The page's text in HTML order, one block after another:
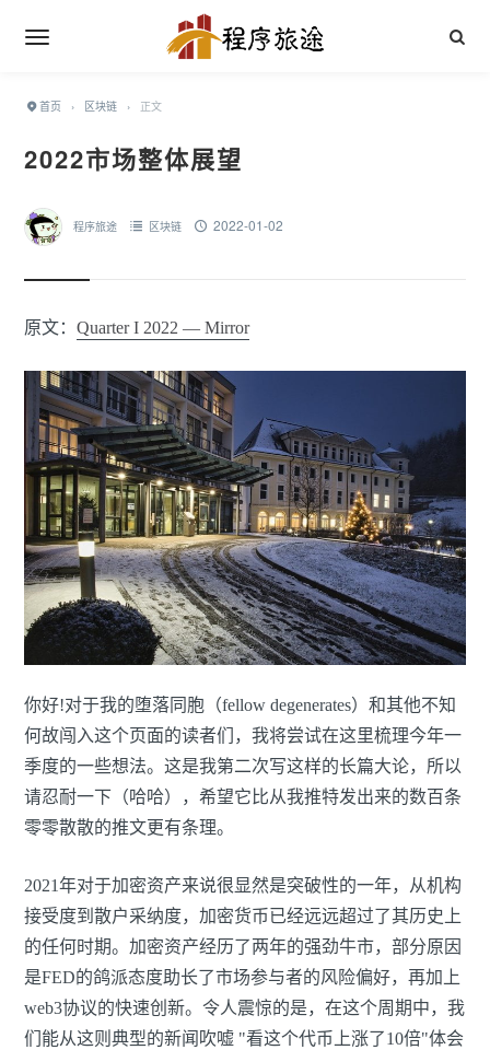
首页 › 区块链 › 正文
2022市场整体展望
程序旅途 区块链 2022-01-02
原文： Quarter I 2022 — Mirror
你好!对于我的堕落同胞（fellow degenerates）和其他不知
何故闯入这个页面的读者们，我将尝试在这里梳理今年一
季度的一些想法。这是我第二次写这样的长篇大论，所以
请忍耐一下（哈哈），希望它比从我推特发出来的数百条
零零散散的推文更有条理。
2021年对于加密资产来说很显然是突破性的一年，从机构
接受度到散户采纳度，加密货币已经远远超过了其历史上
的任何时期。加密资产经历了两年的强劲牛市，部分原因
是FED的鸽派态度助长了市场参与者的风险偏好，再加上
web3协议的快速创新。令人震惊的是，在这个周期中，我
们能从这则典型的新闻吹嘘 "看这个代币上涨了10倍"体会